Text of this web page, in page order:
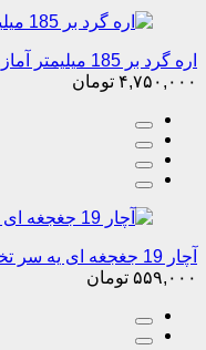
اره گرد بر 185 میلیمتر آمازون مدل c7
۴,۷۵۰,۰۰۰ تومان
آچار 19 جغجغه ای یه سر تخت یه سر رینگ ARDU
۵۵۹,۰۰۰ تومان